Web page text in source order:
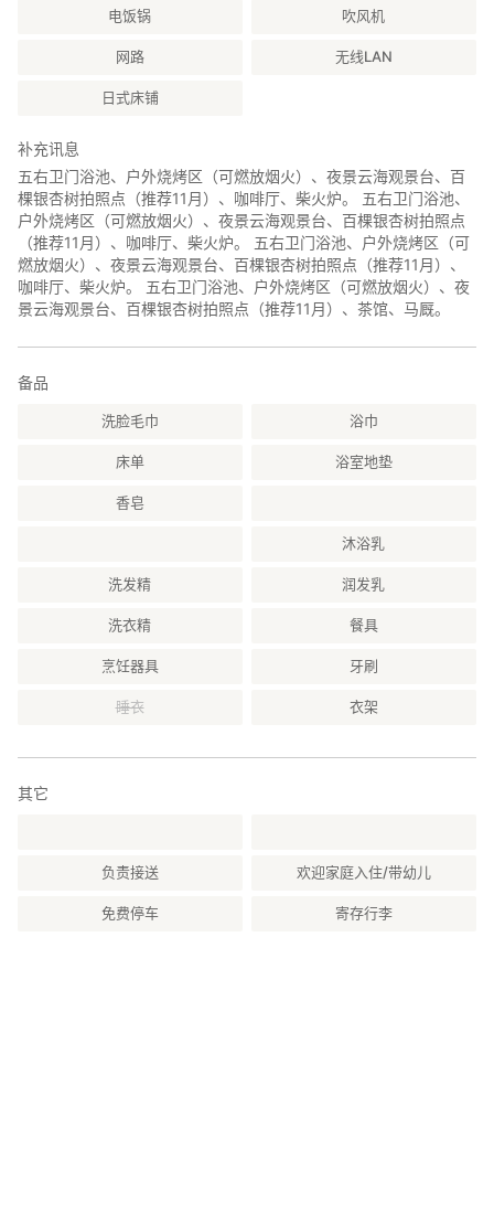
电饭锅 吹风机
网路 无线LAN
日式床铺
补充讯息
五右卫门浴池、户外烧烤区（可燃放烟火）、夜景云海观景台、百
棵银杏树拍照点（推荐11月）、咖啡厅、柴火炉。 五右卫门浴池、
户外烧烤区（可燃放烟火）、夜景云海观景台、百棵银杏树拍照点
（推荐11月）、咖啡厅、柴火炉。 五右卫门浴池、户外烧烤区（可
燃放烟火）、夜景云海观景台、百棵银杏树拍照点（推荐11月）、
咖啡厅、柴火炉。 五右卫门浴池、户外烧烤区（可燃放烟火）、夜
景云海观景台、百棵银杏树拍照点（推荐11月）、茶馆、马厩。
备品
洗脸毛巾 浴巾
床单 浴室地垫
香皂
沐浴乳
洗发精 润发乳
洗衣精 餐具
烹饪器具 牙刷
睡衣 衣架
其它
负责接送 欢迎家庭入住/带幼儿
免费停车 寄存行李